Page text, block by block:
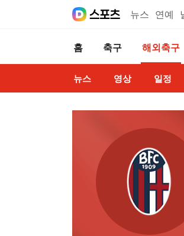
뉴스 연예
홈 축구 해외축구
뉴스 영상 일정